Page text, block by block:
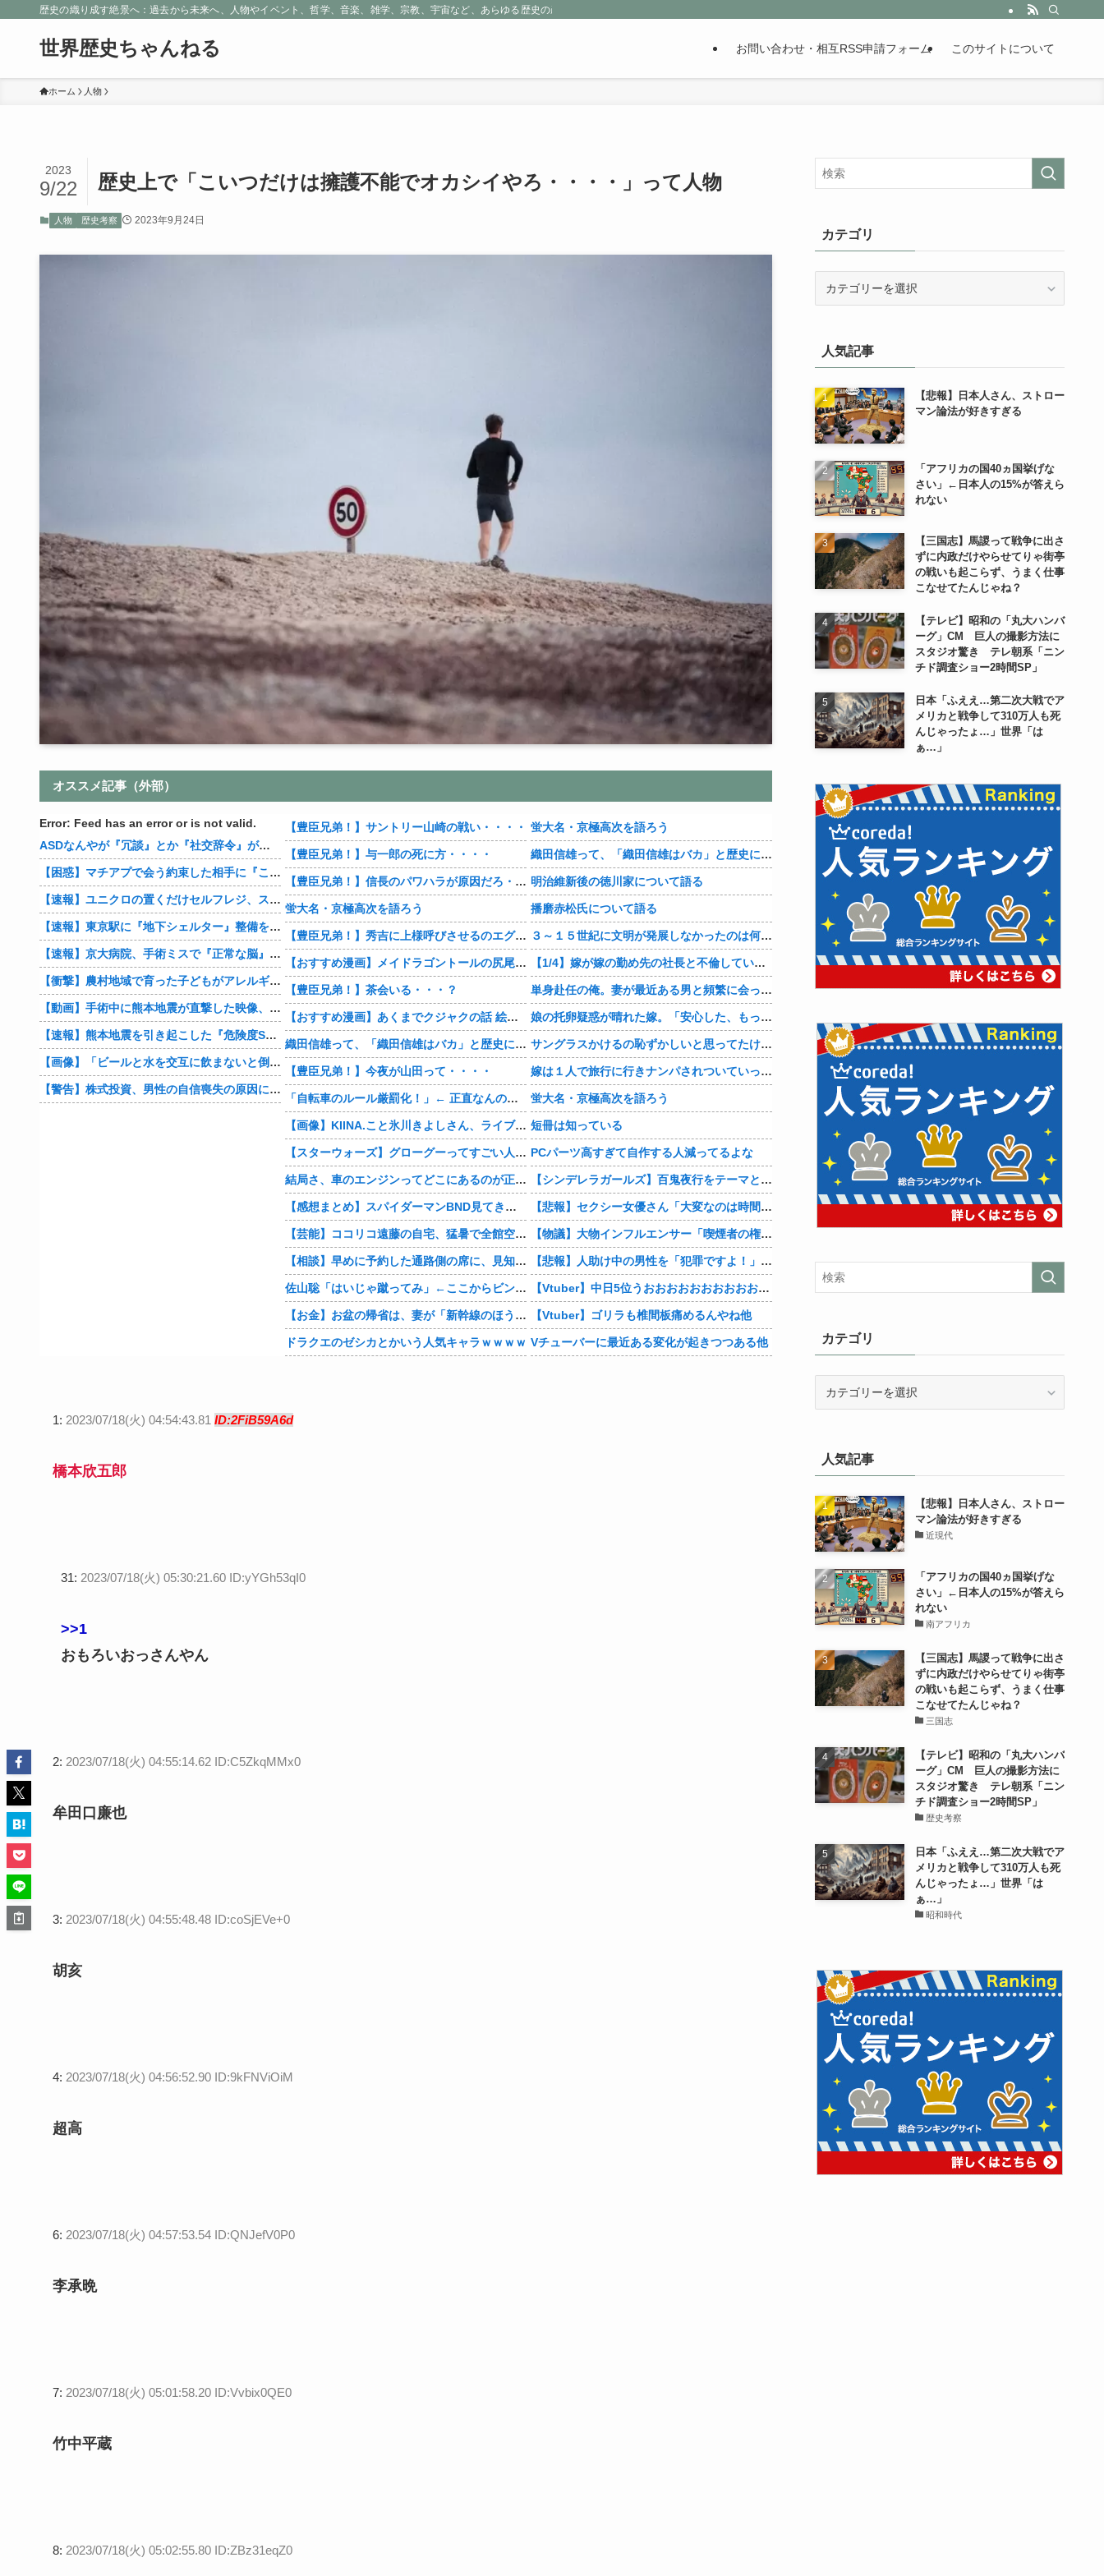
歴史の織り成す絶景へ：過去から未来へ、人物やイベント、哲学、音楽、雑学、宗教、宇宙など、あらゆる歴史の産物に包まれる魅惑の世界を探求しよう。歴史が苦手な人も魅了するまとめサイトです。
世界歴史ちゃんねる お問い合わせ・相互RSS申請フォーム このサイトについて
ホーム 人物
歴史上で「こいつだけは擁護不能でオカシイやろ・・・・」って人物
2023
9/22
人物 歴史考察 2023年9月24日
オススメ記事（外部）
Error: Feed has an error or is not valid.
ASDなんやが『冗談』とか『社交辞令』がマジでわからなくて怖い
【困惑】マチアプで会う約束した相手に『この返信』送ったらブロックされたんやが…
【速報】ユニクロの置くだけセルフレジ、スーパーにも導入へ
【速報】東京駅に『地下シェルター』整備を正式表明
【速報】京大病院、手術ミスで『正常な脳』を摘出 → 患者は自発呼吸不可能な植物状態に
【衝撃】農村地域で育った子どもがアレルギーやぜん息になりにくい『農場効果』を引き起こす細菌が判明
【動画】手術中に熊本地震が直撃した映像、凄まじい…
【速報】熊本地震を引き起こした『危険度Sランク断層』日本のド真ん中に10カ所もあると判明
【画像】「ビールと水を交互に飲まないと倒れるグラス」発売
【警告】株式投資、男性の自信喪失の原因に… 6割超が「人生の敗者」自認
【豊臣兄弟！】サントリー山崎の戦い・・・・
【豊臣兄弟！】与一郎の死に方・・・・
【豊臣兄弟！】信長のパワハラが原因だろ・・・？
蛍大名・京極高次を語ろう
【豊臣兄弟！】秀吉に上様呼びさせるのエグいな・・・・
【おすすめ漫画】メイドラゴントールの尻尾もふもふ・・・・
【豊臣兄弟！】茶会いる・・・？
【おすすめ漫画】あくまでクジャクの話 絵が綺麗・・・・
織田信雄って、「織田信雄はバカ」と歴史に書かれているが今まで家が残っているんでバカではないよな？
【豊臣兄弟！】今夜が山田って・・・・
「自転車のルール厳罰化！」← 正直なんの意味もなかった件www
【画像】KIINA.こと氷川きよしさん、ライブを前にあたシコ欲全開www
【スターウォーズ】グローグーってすごい人気あるんだな…
結局さ、車のエンジンってどこにあるのが正解なんだよ！
【感想まとめ】スパイダーマンBND見てきたよ
【芸能】ココリコ遠藤の自宅、猛暑で全館空調故障…新品交換費300万円…高額費用に「高すぎる」
【相談】早めに予約した通路側の席に、見知らぬ母子が。車掌の呼びかけにも「目を閉じて無視」して居座られました。無理やり奪われた席は、結局“やったもん勝ち”になってしまうのでしょうか？
佐山聡「はいじゃ蹴ってみ」←ここからビンタされずに済む方法
【お金】お盆の帰省は、妻が「新幹線のほうが楽」と譲りません。東京から大阪まで家族4人だと往復「10万円」近くかかるため、私は車で節約したいのですが、実際の費用はどれくらい違うのでしょうか？
ドラクエのゼシカとかいう人気キャラｗｗｗｗ
蛍大名・京極高次を語ろう
織田信雄って、「織田信雄はバカ」と歴史に書かれているが今まで家が残っているんでバカではないよな？
明治維新後の徳川家について語る
播磨赤松氏について語る
３～１５世紀に文明が発展しなかったのは何故か？
【1/4】嫁が嫁の勤め先の社長と不倫している。証拠を掴む前に嫁から離婚を切り出されたので、ハッタリかまして証拠を握っているフリしたら、向こうから示談話を振ってきたｗ
単身赴任の俺。妻が最近ある男と頻繁に会っている。電話で問い詰めた。「好きなのはアナタ、でも会えないのがツライ、寂しいから・・・」妻は、その男と不倫関係に発展した様だ…
娘の托卵疑惑が晴れた嫁。「安心した、もっと早く打ち明けて鑑定しておけばよかった」と。そして「今度こそ家族三人で幸せになりたい」と言い出した！！ごめんこうむるわｗｗ
サングラスかけるの恥ずかしいと思ってたけど、日差し強すぎてサングラスかけ始めたわ
嫁は１人で旅行に行きナンパされついていったり、出会い系で知り合った男と会ったりした。しかも酔っていて避妊もしてなかった。そしてやはり自分には夫しかいないと思ったんだとｗ
蛍大名・京極高次を語ろう
短冊は知っている
PCパーツ高すぎて自作する人減ってるよな
【シンデレラガールズ】百鬼夜行をテーマとしたPOP UP SHOPが東京・大阪にて開催
【悲報】セクシー女優さん「大変なのは時間が止まるやつの撮影」←ばらしてしまうｗ
【物議】大物インフルエンサー「喫煙者の権利がマジで侵害されてる。いくら税金払ってるんだ」他
【悲報】人助け中の男性を「犯罪ですよ！」と責めた女性、警察が来た瞬間逃げる他
【Vtuber】中日5位うおおおおおおおおおおおおおおおお他
【Vtuber】ゴリラも椎間板痛めるんやね他
Vチューバーに最近ある変化が起きつつある他
1: 2023/07/18(火) 04:54:43.81 ID:2FiB59A6d
橋本欣五郎
31: 2023/07/18(火) 05:30:21.60 ID:yYGh53qI0
>>1
おもろいおっさんやん
2: 2023/07/18(火) 04:55:14.62 ID:C5ZkqMMx0
牟田口廉也
3: 2023/07/18(火) 04:55:48.48 ID:coSjEVe+0
胡亥
4: 2023/07/18(火) 04:56:52.90 ID:9kFNViOiM
超高
6: 2023/07/18(火) 04:57:53.54 ID:QNJefV0P0
李承晩
7: 2023/07/18(火) 05:01:58.20 ID:Vvbix0QE0
竹中平蔵
8: 2023/07/18(火) 05:02:55.80 ID:ZBz31eqZ0
カテゴリ
人気記事
【悲報】日本人さん、ストロー
マン論法が好きすぎる
「アフリカの国40ヵ国挙げな
さい」←日本人の15%が答えら
れない
【三国志】馬謖って戦争に出さ
ずに内政だけやらせてりゃ街亭
の戦いも起こらず、うまく仕事
こなせてたんじゃね？
【テレビ】昭和の「丸大ハンバ
ーグ」CM 巨人の撮影方法に
スタジオ驚き テレ朝系「ニン
チド調査ショー2時間SP」
日本「ふええ…第二次大戦でア
メリカと戦争して310万人も死
んじゃったょ…」世界「は
ぁ…」
カテゴリ
人気記事
【悲報】日本人さん、ストロー
マン論法が好きすぎる
近現代
「アフリカの国40ヵ国挙げな
さい」←日本人の15%が答えら
れない
南アフリカ
【三国志】馬謖って戦争に出さ
ずに内政だけやらせてりゃ街亭
の戦いも起こらず、うまく仕事
こなせてたんじゃね？
三国志
【テレビ】昭和の「丸大ハンバ
ーグ」CM 巨人の撮影方法に
スタジオ驚き テレ朝系「ニン
チド調査ショー2時間SP」
歴史考察
日本「ふええ…第二次大戦でア
メリカと戦争して310万人も死
んじゃったょ…」世界「は
ぁ…」
昭和時代